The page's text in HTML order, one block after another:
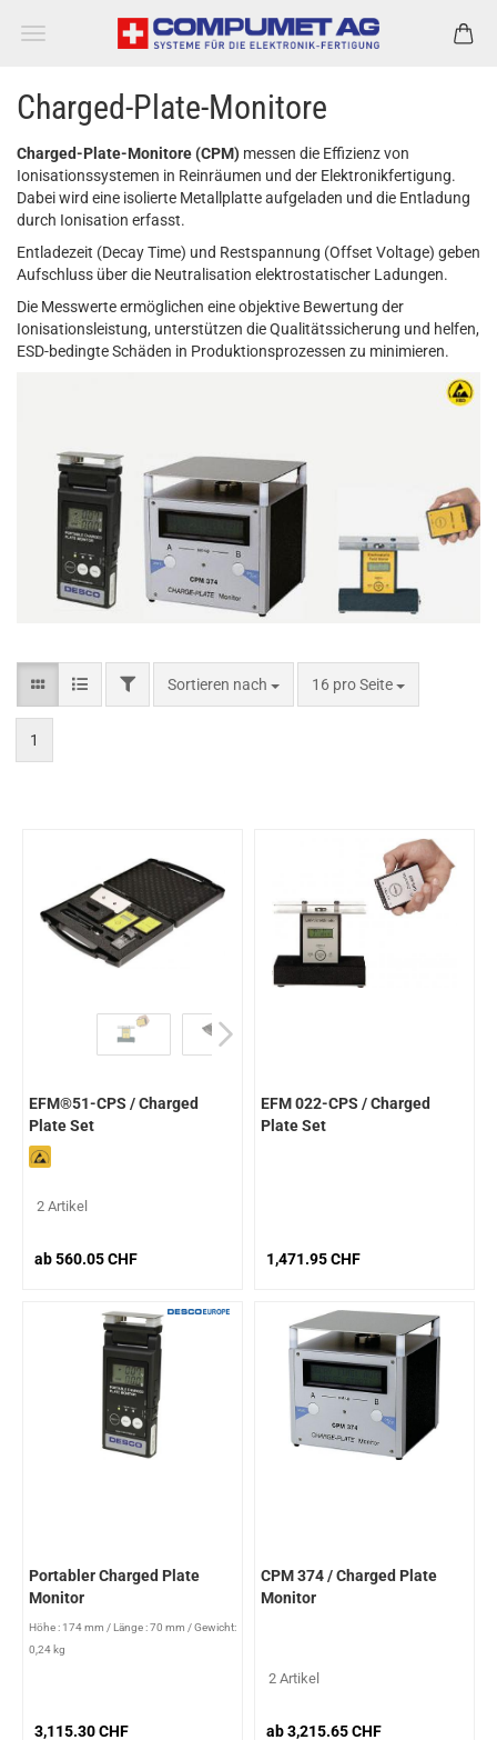
Charged-Plate-Monitore
Charged-Plate-Monitore (CPM) messen die Effizienz von
Ionisationssystemen in Reinräumen und der Elektronikfertigung.
Dabei wird eine isolierte Metallplatte aufgeladen und die Entladung
durch Ionisation erfasst.
Entladezeit (Decay Time) und Restspannung (Offset Voltage) geben
Aufschluss über die Neutralisation elektrostatischer Ladungen.
Die Messwerte ermöglichen eine objektive Bewertung der
Ionisationsleistung, unterstützen die Qualitätssicherung und helfen,
ESD-bedingte Schäden in Produktionsprozessen zu minimieren.
Sortieren nach 16 pro Seite
1
EFM®51-CPS / Charged
Plate Set
2 Artikel
ab 560.05 CHF
EFM 022-CPS / Charged
Plate Set
1,471.95 CHF
Portabler Charged Plate
Monitor
Höhe : 174 mm / Länge : 70 mm /Gewicht:
0,24 kg
3,115.30 CHF
CPM 374 / Charged Plate
Monitor
2 Artikel
ab 3,215.65 CHF